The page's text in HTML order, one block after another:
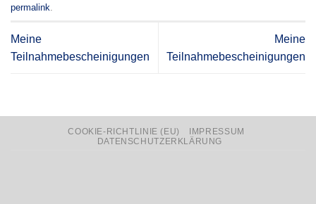
permalink.
Meine
Teilnahmebescheinigungen
Meine
Teilnahmebescheinigungen
COOKIE-RICHTLINIE (EU)
IMPRESSUM
DATENSCHUTZERKLÄRUNG